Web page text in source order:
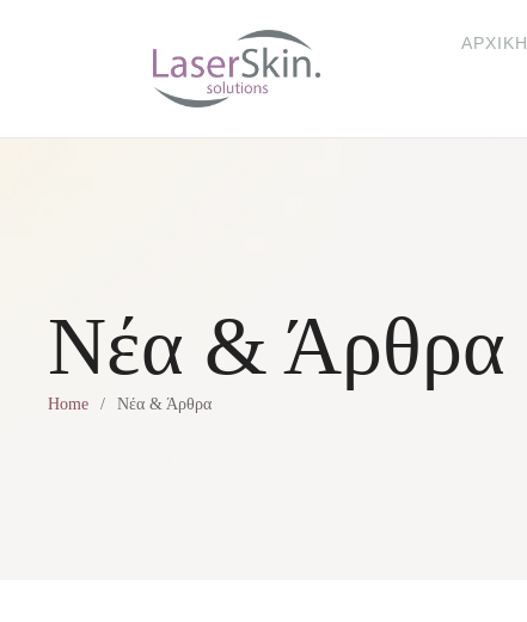
ΑΡΧΙΚΉ
Νέα & Άρθρα
Home / Νέα & Άρθρα